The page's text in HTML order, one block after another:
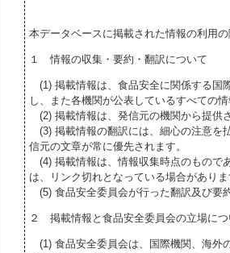
本データベースに掲載された情報の利用
１ 情報の収集・要約・翻訳について
(1) 掲載情報は、食品安全に関係する国
し、また各機関が公表しているすべての
(2) 掲載情報は、発信元の機関から提供
(3) 掲載情報の翻訳には、細心の注意を
信元の文章が常に優先されます。
(4) 掲載情報は、情報収集時点のもので
は、リンク切れとなっている場合がありま
(5) 食品安全委員会が行った翻訳及び要
２ 掲載情報と食品安全委員会の立場につ
(1) 食品安全委員会は、国際機関、海外